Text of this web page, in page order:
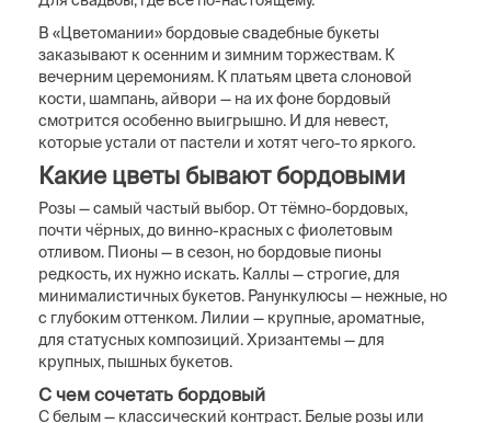
В «Цветомании» бордовые свадебные букеты
заказывают к осенним и зимним торжествам. К
вечерним церемониям. К платьям цвета слоновой
кости, шампань, айвори — на их фоне бордовый
смотрится особенно выигрышно. И для невест,
которые устали от пастели и хотят чего-то яркого.
Какие цветы бывают бордовыми
Розы — самый частый выбор. От тёмно-бордовых,
почти чёрных, до винно-красных с фиолетовым
отливом. Пионы — в сезон, но бордовые пионы
редкость, их нужно искать. Каллы — строгие, для
минималистичных букетов. Ранункулюсы — нежные, но
с глубоким оттенком. Лилии — крупные, ароматные,
для статусных композиций. Хризантемы — для
крупных, пышных букетов.
С чем сочетать бордовый
С белым — классический контраст. Белые розы или